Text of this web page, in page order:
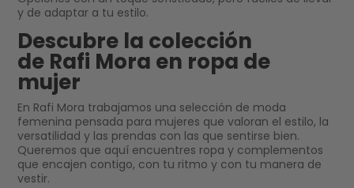
y de adaptar a tu estilo.
Descubre la colección
de Rafi Mora en ropa de
mujer
En Rafi Mora trabajamos una selección de moda
femenina pensada para mujeres que valoran el estilo, la
versatilidad y las prendas con las que sentirse bien.
Queremos que aquí encuentres ropa y complementos
que encajen contigo, con tu ritmo y con tu manera de
vestir.